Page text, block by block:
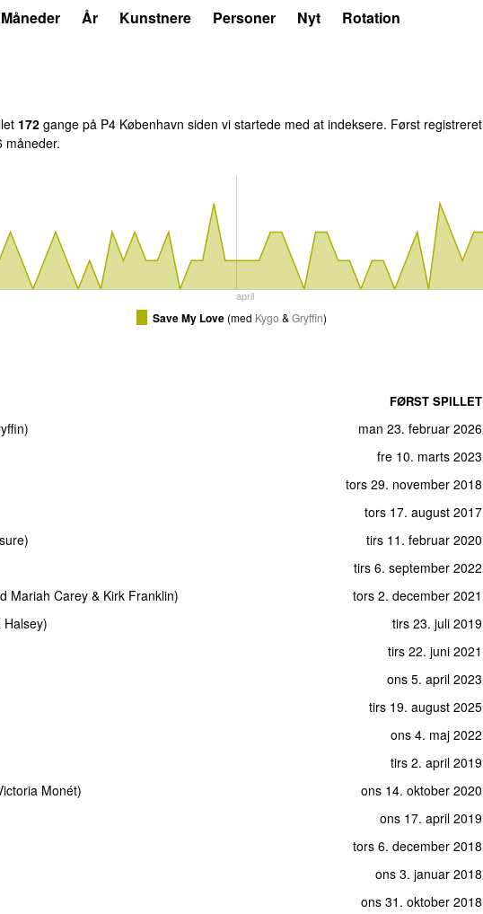
Måneder År Kunstnere Personer Nyt Rotation
172 gange på P4 København siden vi startede med at indeksere. Først registreret
måneder.
april
Save My Love (med Kygo & Gryffin)
FØRST SPILLET
) man 23. februar 2026
fre 10. marts 2023
tors 29. november 2018
tors 17. august 2017
) tirs 11. februar 2020
tirs 6. september 2022
Mariah Carey & Kirk Franklin) tors 2. december 2021
Halsey) tirs 23. juli 2019
tirs 22. juni 2021
ons 5. april 2023
tirs 19. august 2025
ons 4. maj 2022
tirs 2. april 2019
Monét) ons 14. oktober 2020
ons 17. april 2019
tors 6. december 2018
ons 3. januar 2018
ons 31. oktober 2018